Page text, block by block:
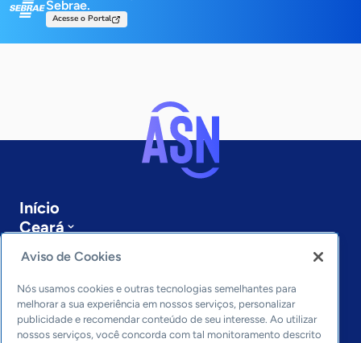
Sebrae.
Acesse o Portal
Início
Ceará
Sobre a ASN
Últimas notícias
Entre em contato
Editorias
Economia & Política
Aviso de Cookies
Nós usamos cookies e outras tecnologias semelhantes para
melhorar a sua experiência em nossos serviços, personalizar
publicidade e recomendar conteúdo de seu interesse. Ao utilizar
nossos serviços, você concorda com tal monitoramento descrito